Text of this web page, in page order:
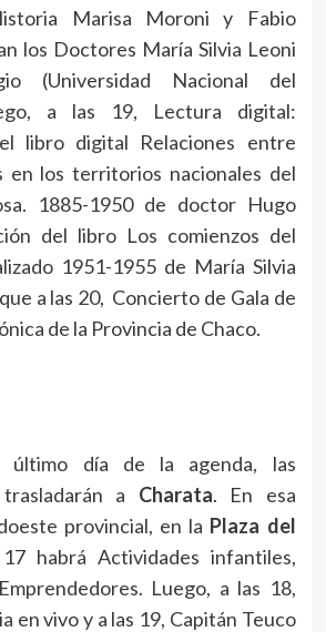
Marisa Moroni y Fabio
los Doctores María Silvia Leoni
(Universidad Nacional del
a las 19, Lectura digital:
libro digital Relaciones entre
en los territorios nacionales del
1885-1950 de doctor Hugo
del libro Los comienzos del
1951-1955 de María Silvia
a las 20, Concierto de Gala de
de la Provincia de Chaco.
último día de la agenda, las
a Charata. En esa
provincial, en la Plaza del
habrá Actividades infantiles,
Luego, a las 18,
en vivo y a las 19, Capitán Teuco